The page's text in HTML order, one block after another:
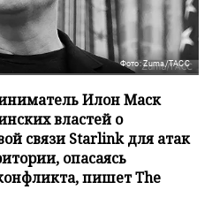
Фото: Zuma/ТАСС
Илон Маск
властей о
связи Starlink для атак
опасаясь
пишет The